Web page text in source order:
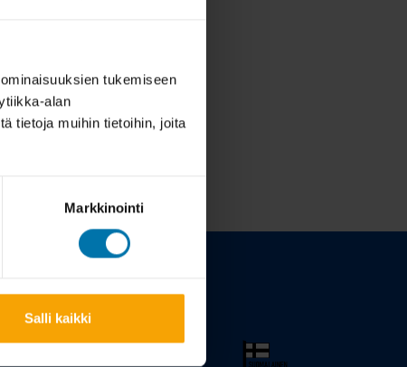
tukemiseen
alan
tietoja muihin tietoihin, joita
Markkinointi
Salli kaikki